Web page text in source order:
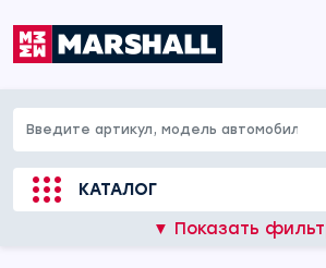
КАТАЛОГ
▼ Показать